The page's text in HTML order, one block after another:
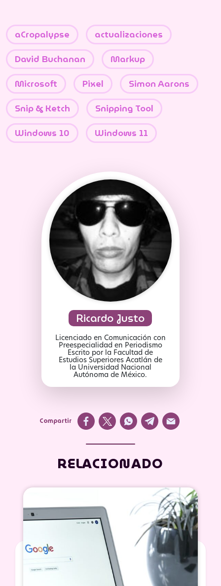
Compartir
RELACIONADO
aCropalypse
actualizaciones
David Buchanan
Markup
Microsoft
Pixel
Simon Aarons
Snip & Ketch
Snipping Tool
Windows 10
Windows 11
Ricardo Justo
Licenciado en Comunicación con
Preespecialidad en Periodismo
Escrito por la Facultad de
Estudios Superiores Acatlán de
la Universidad Nacional
Autónoma de México.